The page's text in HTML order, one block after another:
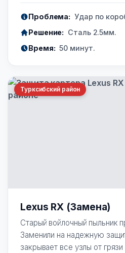
Проблема: Удар по
Решение: Сталь 2.5мм.
Время: 50 минут.
Турксибский район
Lexus RX (Замена)
Старый войлочный пыльник
Заменили на надежную
закрывает все узлы от грязи